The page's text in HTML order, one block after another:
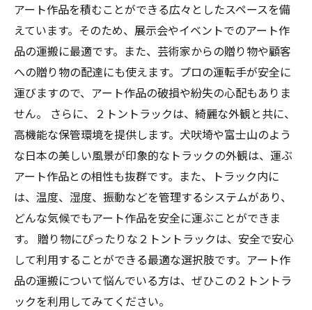
アート作品を積むことができる広々としたスペースを備
えています。そのため、展示会やイベントでのアート作
品の運搬に最適です。また、芸術家からの贈り物や顧客
への贈り物の配達にも使えます。プロの運転手が安全に
運びますので、アート作品の破損や紛失の心配もありま
せん。 さらに、２トントラックは、綺麗な外観と共に、
高機能な保管環境を提供します。犬吠埼や富士山のよう
な日本の美しい風景が印象的なトラックの外観は、運ぶ
アート作品との相性も抜群です。また、トラック内に
は、温度、湿度、振動などを管理するシステムがあり、
どんな気候でもアート作品を安全に運ぶことができま
す。 贈り物にぴったりな２トントラックは、安全で安心
して利用することができる最適な選択肢です。アート作
品の運搬について悩んでいる方は、ぜひこの２トントラ
ックを利用してみてください。